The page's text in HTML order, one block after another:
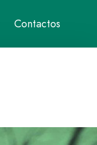
Contactos